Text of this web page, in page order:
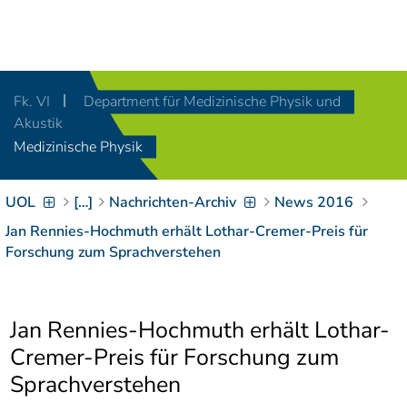
[Access-Key 8]
Zum Inhalt springen
[Access-Key 2
Zur Suche springen
[Access-Key 4]
Zur Hauptnavigation
springen[ Access-Key
]
9]
Zur
Brotkrumennavigation
springen
Fk. VI
Department für Medizinische Physik und
Akustik
Medizinische Physik
UOL […] Nachrichten-Archiv
News 2016
Jan Rennies-Hochmuth erhält Lothar-Cremer-Preis für
Forschung zum Sprachverstehen
Jan Rennies-Hochmuth erhält Lothar-
Cremer-Preis für Forschung zum
Sprachverstehen